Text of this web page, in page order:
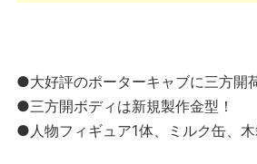
●大好評のポーターキャブに三方開
●三方開ボディは新規製作金型！
●人物フィギュア1体、ミルク缶、木